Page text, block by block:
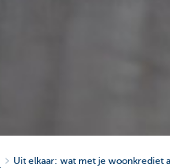
Uit elkaar: wat met je woonkrediet